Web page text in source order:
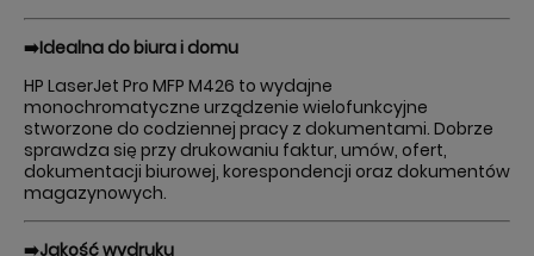
➡️Idealna do biura i domu
HP LaserJet Pro MFP M426 to wydajne
monochromatyczne urządzenie wielofunkcyjne
stworzone do codziennej pracy z dokumentami. Dobrze
sprawdza się przy drukowaniu faktur, umów, ofert,
dokumentacji biurowej, korespondencji oraz dokumentów
magazynowych.
➡️Jakość wydruku